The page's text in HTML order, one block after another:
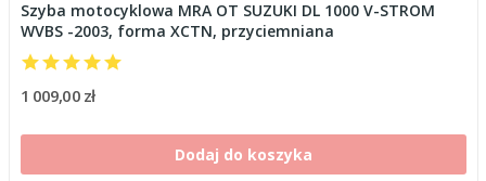
Szyba motocyklowa MRA OT SUZUKI DL 1000 V-STROM
WVBS -2003, forma XCTN, przyciemniana
1 009,00 zł
Dodaj do koszyka